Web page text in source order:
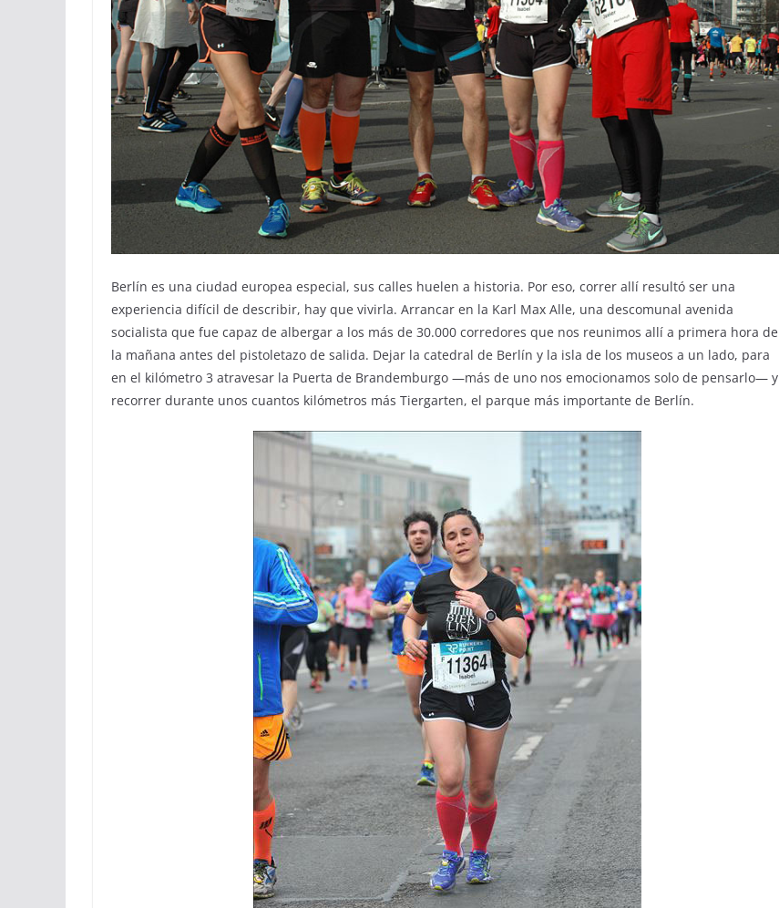
Berlín es una ciudad europea especial, sus calles huelen a historia. Por eso, correr allí resultó ser una
experiencia difícil de describir, hay que vivirla. Arrancar en la Karl Max Alle, una descomunal avenida
socialista que fue capaz de albergar a los más de 30.000 corredores que nos reunimos allí a primera hora de
la mañana antes del pistoletazo de salida. Dejar la catedral de Berlín y la isla de los museos a un lado, para
en el kilómetro 3 atravesar la Puerta de Brandemburgo —más de uno nos emocionamos solo de pensarlo— y
recorrer durante unos cuantos kilómetros más Tiergarten, el parque más importante de Berlín.